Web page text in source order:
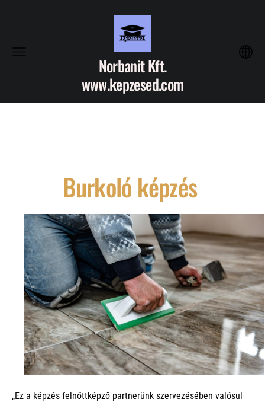
Norbanit Kft.
www.kepzesed.com
Burkoló képzés
„Ez a képzés felnőttképző partnerünk szervezésében valósul